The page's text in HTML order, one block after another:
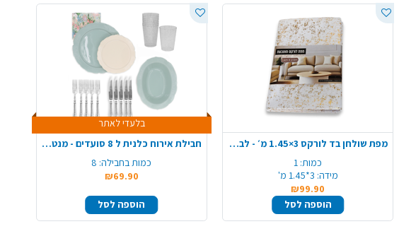
מפת שולחן בד לורקס ‎1.45×3 מ׳ - לבן זהב
כמות: 1
מידה: 3*1.45 מ'
₪99.90
הוספה לסל
בלעדי לאתר
חבילת אירוח כלנית ל 8 סועדים - מנטה קרם
כמות בחבילה: 8
₪69.90
הוספה לסל